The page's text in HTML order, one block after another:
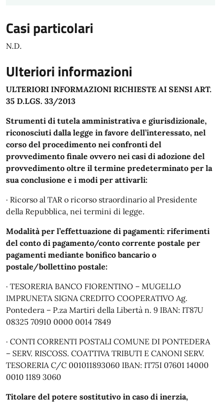
Casi particolari
N.D.
Ulteriori informazioni
ULTERIORI INFORMAZIONI RICHIESTE AI SENSI ART.
35 D.LGS. 33/2013
Strumenti di tutela amministrativa e giurisdizionale,
riconosciuti dalla legge in favore dell’interessato, nel
corso del procedimento nei confronti del
provvedimento finale ovvero nei casi di adozione del
provvedimento oltre il termine predeterminato per la
sua conclusione e i modi per attivarli:
· Ricorso al TAR o ricorso straordinario al Presidente
della Repubblica, nei termini di legge.
Modalità per l’effettuazione di pagamenti: riferimenti
del conto di pagamento/conto corrente postale per
pagamenti mediante bonifico bancario o
postale/bollettino postale:
· TESORERIA BANCO FIORENTINO – MUGELLO
IMPRUNETA SIGNA CREDITO COOPERATIVO Ag.
Pontedera – P.za Martiri della Libertà n. 9 IBAN: IT87U
08325 70910 0000 0014 7849
· CONTI CORRENTI POSTALI COMUNE DI PONTEDERA
– SERV. RISCOSS. COATTIVA TRIBUTI E CANONI SERV.
TESORERIA C/C 001011893060 IBAN: IT75I 07601 14000
0010 1189 3060
Titolare del potere sostitutivo in caso di inerzia,